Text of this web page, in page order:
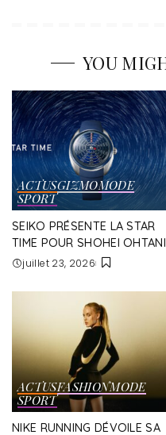
YOU
ACTUSGIZMOMODE
SPORT
SEIKO PRÉSENTE LA STAR
TIME POUR SHOHEI OHTANI
juillet 23, 2026
ACTUSFASHIONMODE
SPORT
NIKE RUNNING DÉVOILE SA